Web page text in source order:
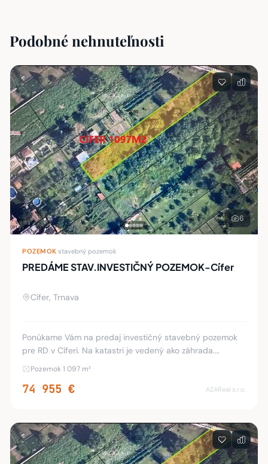
Podobné nehnuteľnosti
6
POZEMOK stavebný pozemok
PREDÁME STAV.INVESTIČNÝ POZEMOK-Cífer
Cífer, Trnava
Ponúkame Vám na predaj investičný stavebný pozemok
pre RD v Cíferi. Na katastri je vedený ako záhrada.
Výmera pozemku je 1097 m2. Šírka je 11 m. Dĺžka 98 a 90
Pozemok 1 097 m²
74 955 € AZAReal s.r.o.